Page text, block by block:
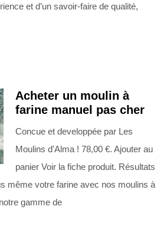
et d’un savoir-faire de qualité,
Acheter un moulin à
farine manuel pas cher
Concue et developpée par Les
Moulins d'Alma ! 78,00 €. Ajouter au
panier Voir la fiche produit. Résultats
même votre farine avec nos moulins à
gamme de